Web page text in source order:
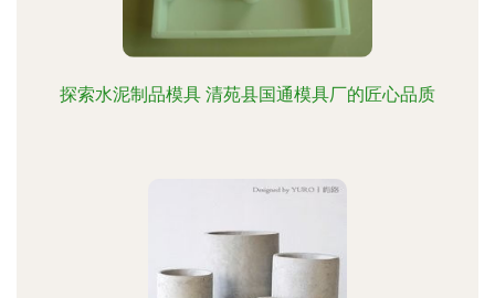
探索水泥制品模具 清苑县国通模具厂的匠心品质